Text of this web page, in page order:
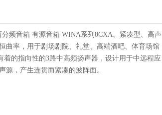
分频音箱 有源音箱 WINA系列8CXA。紧凑型、高声
曲率，用于剧场剧院、礼堂、高端酒吧、体育场馆
的指向性的3路中高频扬声器，设计用于中远程应
源，产生连贯而紧凑的波阵面。